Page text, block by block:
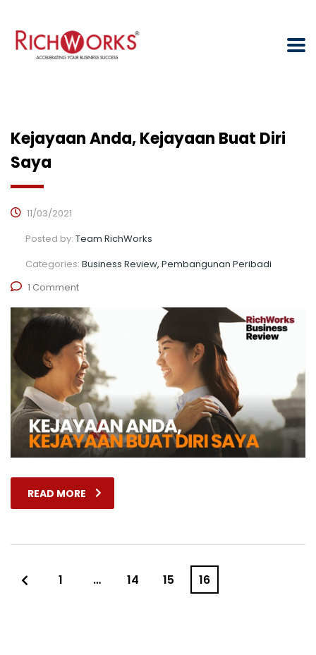
Kejayaan Anda, Kejayaan Buat Diri
Saya
11/03/2021
Posted by: Team RichWorks
Categories: Business Review, Pembangunan Peribadi
1 Comment
READ MORE
1 … 14 15 16